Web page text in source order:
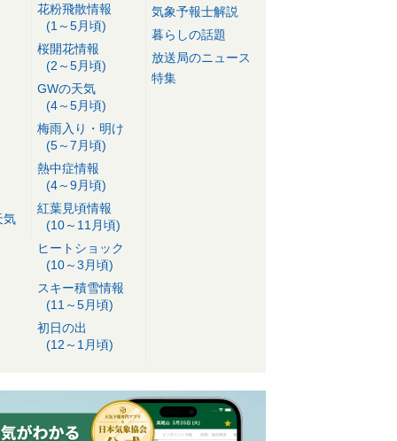
気
花粉飛散情報
(1～5月頃)
桜開花情報
(2～5月頃)
GWの天気
(4～5月頃)
梅雨入り・明け
(5～7月頃)
熱中症情報
(4～9月頃)
紅葉見頃情報
(10～11月頃)
ヒートショック
(10～3月頃)
スキー積雪情報
(11～5月頃)
初日の出
(12～1月頃)
気象予報士解説
暮らしの話題
放送局のニュース
特集